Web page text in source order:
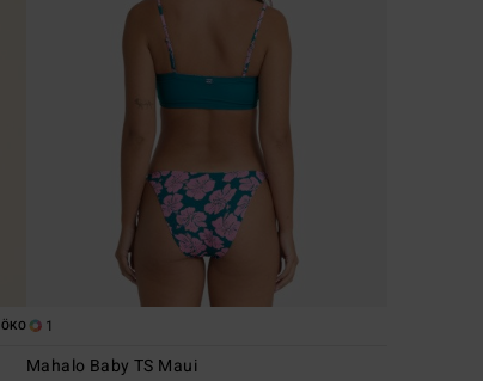
ÖKO 1
Mahalo Baby TS Maui